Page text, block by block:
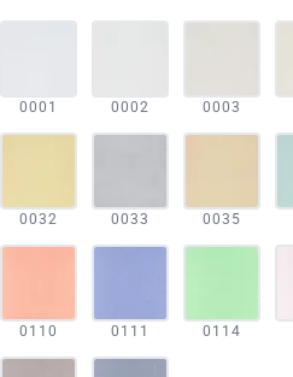
0001 0002 0003
0032 0033 0035
0110 0111 0114